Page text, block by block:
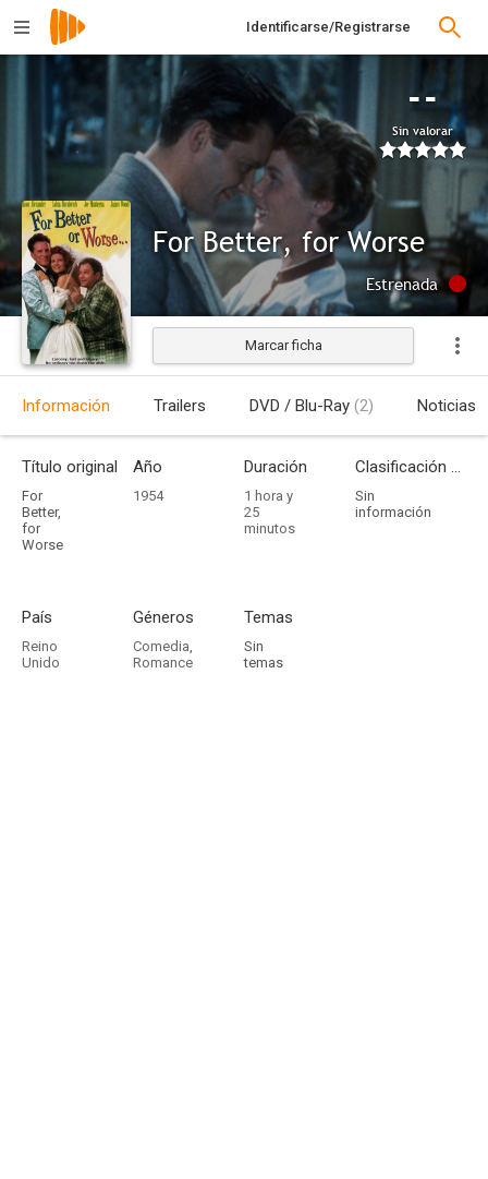
Identificarse/Registrarse
--
Sin valorar
For Better, for Worse
Estrenada
Marcar ficha
Información Trailers DVD / Blu-Ray (2) Noticias
Título original
For
Better,
for
Worse
Año
1954
Duración
1 hora y
25
minutos
Clasificación por edades
Sin
información
País
Reino
Unido
Géneros
Comedia,
Romance
Temas
Sin
temas